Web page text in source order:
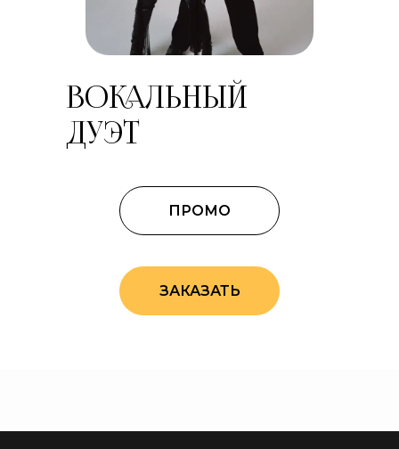
ВОКАЛЬНЫЙ
ДУЭТ
ПРОМО
ЗАКАЗАТЬ